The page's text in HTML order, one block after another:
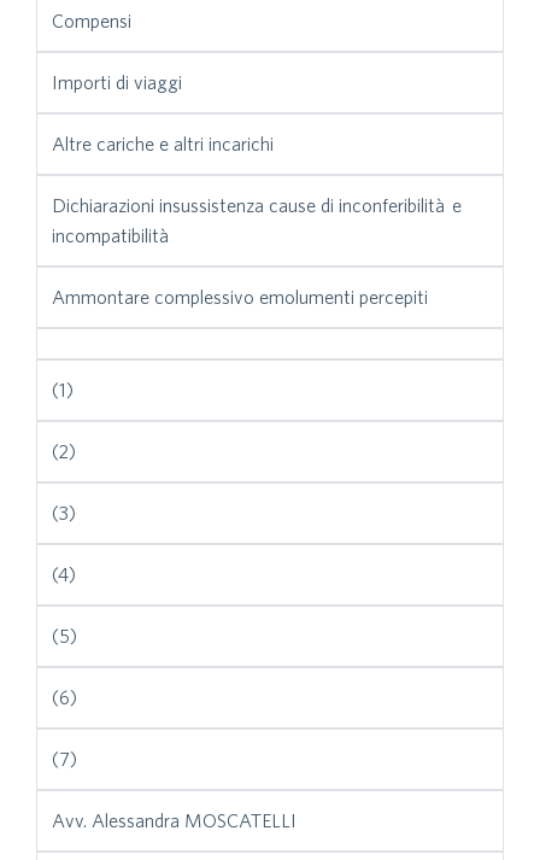
Compensi
Importi di viaggi
Altre cariche e altri incarichi
Dichiarazioni insussistenza cause di inconferibilità e
incompatibilità
Ammontare complessivo emolumenti percepiti
(1)
(2)
(3)
(4)
(5)
(6)
(7)
Avv. Alessandra MOSCATELLI